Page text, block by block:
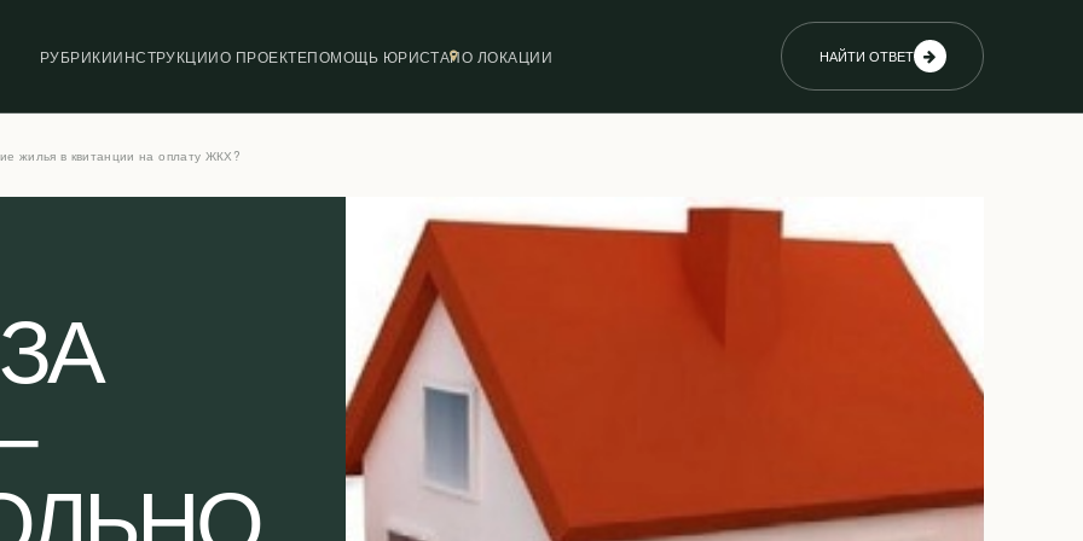
РУБРИКИИНСТРУКЦИИО ПРОЕКТЕПОМОЩЬ ЮРИСТАПО ЛОКАЦИИ НАЙТИ ОТВЕТ
жилья в квитанции на оплату ЖКХ?